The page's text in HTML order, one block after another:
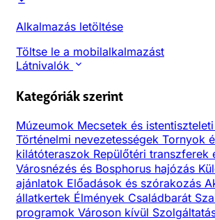
Alkalmazás letöltése
Töltse le a mobilalkalmazást
Látnivalók
Kategóriák szerint
Múzeumok Mecsetek és
Történelmi nevezetességek Tornyok
kilátóteraszok Repülőtéri transzferek
Városnézés és Bosphorus hajózás
ajánlatok Előadások és szórakozás
állatkertek Élmények Családbarát
programok Városon kívül